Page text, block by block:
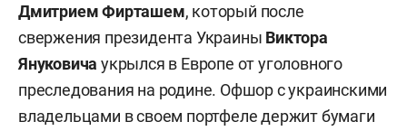
Дмитрием Фирташем, который после
свержения президента Украины Виктора
Януковичаукрылся в Европе от уголовного
преследования на родине. Офшор с украинскими
владельцами в своем портфеле держит бумаги